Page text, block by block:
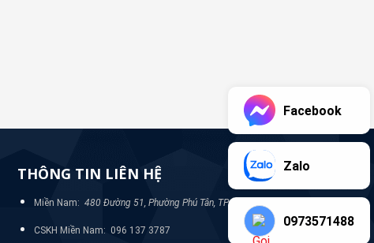
THÔNG TIN LIÊN HỆ
Miền Nam: 480 Đường 51, Phường Phú Tân, TP Bình Dương
CSKH Miền Nam: 096 137 3787
Facebook
Zalo
0973571488